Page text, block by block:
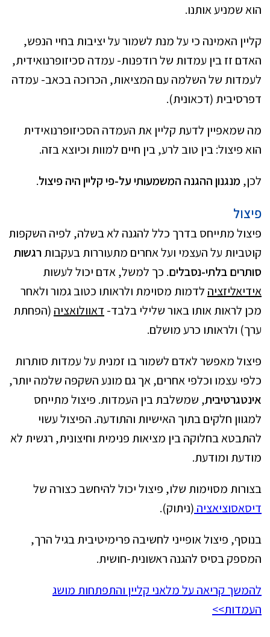
הוא שמניע אותנו.
קליין האמינה כי על מנת לשמור על יציבות בחיי הנפש,
האדם זז בין עמדות של רודפנות- עמדה סכיזופרנואידית,
לעמדות של השלמה עם המציאות, הכרוכה בכאב- עמדה
דפרסיבית (דכאונית).
מה שמאפיין לדעת קליין את העמדה הסכיזופרנואידית
הוא פיצול: בין טוב לרע, בין חיים למוות וכיוצא בזה.
לכן, מנגנון ההגנה המשמעותי על-פי קליין היה פיצול.
פיצול
פיצול מתייחס בדרך כלל להגנה לא בשלה, לפיה השקפות
קוטביות על העצמי ועל אחרים מתעוררות בעקבותרגשות
סותרים בלתי-נסבלים. כך למשל, אדם יכול לעשות
אידיאליזציה לדמות מסוימת ולראותו כטוב גמור ולאחר
מכן לראות אותו באור שלילי בלבד- דאוולואציה (הפחתת
ערך) ולראותו כרע מושלם.
פיצול מאפשר לאדם לשמור בו זמנית על עמדות סותרות
כלפי עצמו וכלפי אחרים, אך גם מונע השקפה שלמה יותר,
אינטגרטיבית, שמשלבת בין העמדות. פיצול מתייחס
למגוון חלקים בתוך האישיות והתודעה. הפיצול עשוי
להתבטא בחלוקה בין מציאות פנימית וחיצונית, רגשית לא
מודעת ומודעת.
בצורות מסוימות שלו, פיצול יכול להיחשב כצורה של
דיסאסוציאציה (ניתוק).
בנוסף, פיצול אופייני לחשיבה פרימיטיבית בגיל הרך,
המספק בסיס להגנה ראשונית-חושית.
להמשך קריאה על מלאני קליין והתפתחות מושג
העמדות>>